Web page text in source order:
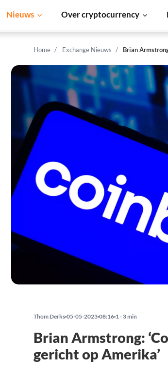
Nieuws Over cryptocurrency
Home Exchange Nieuws Brian
Thom Derks 05-05-2023 08:16 1 - 3 min
Brian Armstrong:
gericht op Amerika’